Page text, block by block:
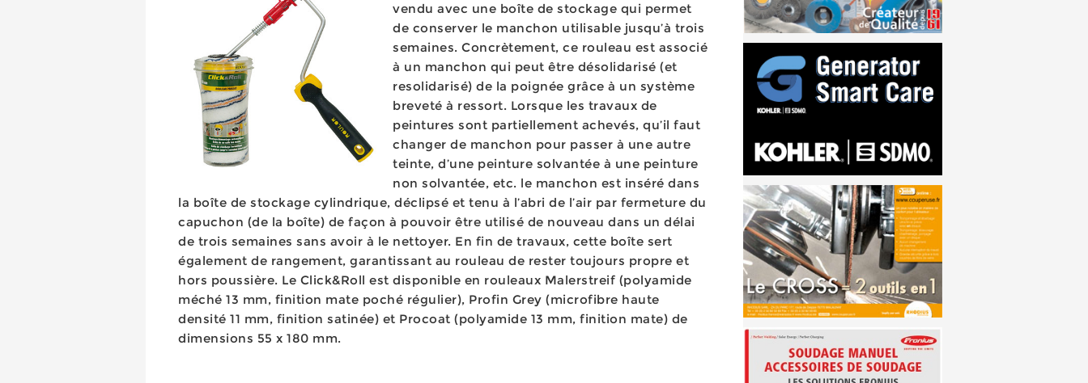
vendu avec une boîte de stockage qui permet
de conserver le manchon utilisable jusqu’à trois
semaines. Concrètement, ce rouleau est associé
à un manchon qui peut être désolidarisé (et
resolidarisé) de la poignée grâce à un système
breveté à ressort. Lorsque les travaux de
peintures sont partiellement achevés, qu’il faut
changer de manchon pour passer à une autre
teinte, d’une peinture solvantée à une peinture
non solvantée, etc. le manchon est inséré dans
la boîte de stockage cylindrique, déclipsé et tenu à l’abri de l’air par fermeture du
capuchon (de la boîte) de façon à pouvoir être utilisé de nouveau dans un délai
de trois semaines sans avoir à le nettoyer. En fin de travaux, cette boîte sert
également de rangement, garantissant au rouleau de rester toujours propre et
hors poussière. Le Click&Roll est disponible en rouleaux Malerstreif (polyamide
méché 13 mm, finition mate poché régulier), Profin Grey (microfibre haute
densité 11 mm, finition satinée) et Procoat (polyamide 13 mm, finition mate) de
dimensions 55 x 180 mm.